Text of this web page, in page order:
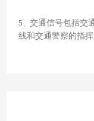
5、 交通信号包括交
线和交通警察的指挥